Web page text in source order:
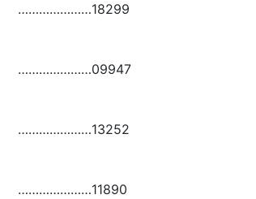
…………………18299
…………………09947
…………………13252
…………………11890